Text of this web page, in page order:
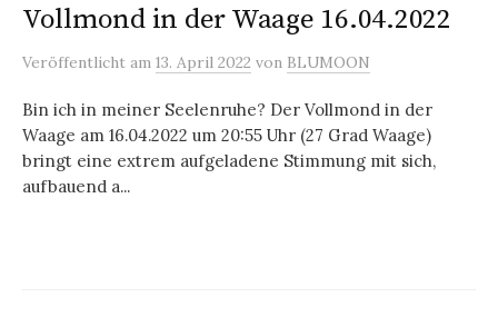
Vollmond in der Waage 16.04.2022
Veröffentlicht am 13. April 2022 von BLUMOON
Bin ich in meiner Seelenruhe? Der Vollmond in der
Waage am 16.04.2022 um 20:55 Uhr (27 Grad Waage)
bringt eine extrem aufgeladene Stimmung mit sich,
aufbauend a...